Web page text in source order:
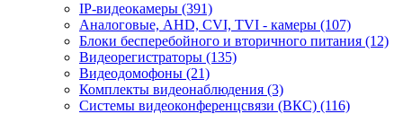
IP-видеокамеры (391)
Аналоговые, AHD, CVI, TVI - камеры (107)
Блоки бесперебойного и вторичного питания (12)
Видеорегистраторы (135)
Видеодомофоны (21)
Комплекты видеонаблюдения (3)
Системы видеоконференцсвязи (ВКС) (116)